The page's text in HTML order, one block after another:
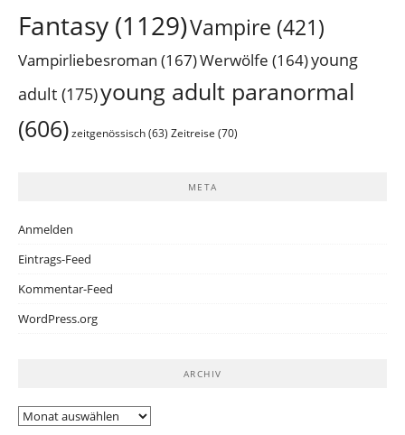
Fantasy (1129)Vampire (421)
Vampirliebesroman (167)Werwölfe (164)young
adult (175)young adult paranormal
(606) zeitgenössisch (63) Zeitreise (70)
META
Anmelden
Eintrags-Feed
Kommentar-Feed
WordPress.org
ARCHIV
Archiv